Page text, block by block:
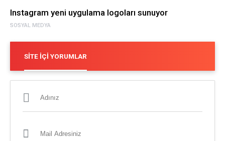
SOSYAL MEDYA
Instagram yeni uygulama logoları sunuyor
SITE İÇI YORUMLAR